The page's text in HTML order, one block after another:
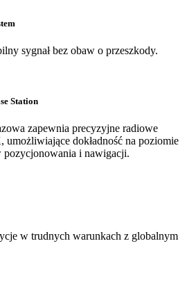
sygnał bez obaw o przeszkody.
Station
zapewnia precyzyjne radiowe
umożliwiające dokładność na poziomie
pozycjonowania i nawigacji.
w trudnych warunkach z globalnym